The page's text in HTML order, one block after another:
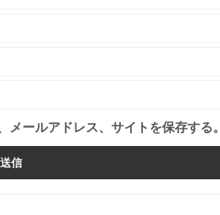
ールアドレス、サイトを保存する。